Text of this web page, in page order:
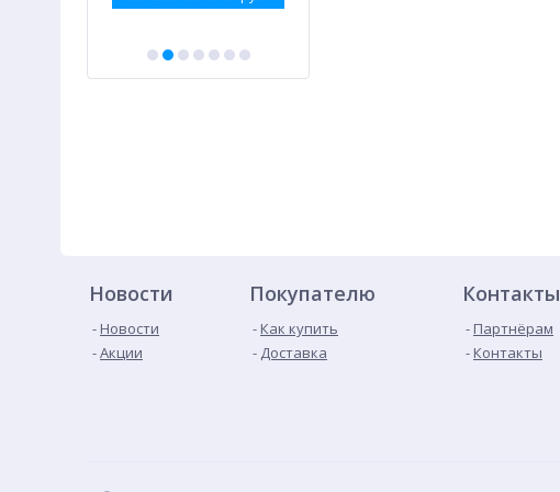
Новости
Новости
Акции
Покупателю
Как купить
Доставка
Контакты
Партнёрам
Контакты